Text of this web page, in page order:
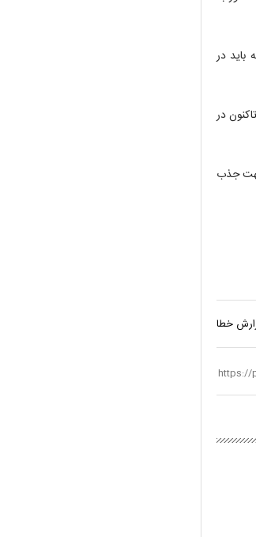
در
معاون پژوهش، برنامه ریزی و نیروی انسانی آموزش و پرورش آذربایجان شرقی گفت: از سال ۷۹ تاکنون در
جذب
خطا